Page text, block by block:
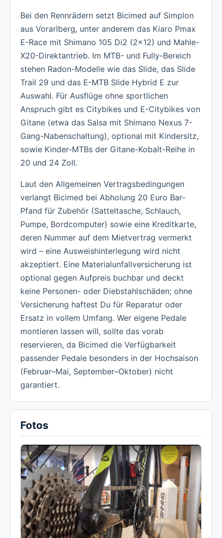
Bei den Rennrädern setzt Bicimed auf Simplon
aus Vorarlberg, unter anderem das Kiaro Pmax
E-Race mit Shimano 105 Di2 (2x12) und Mahle-
X20-Direktantrieb. Im MTB- und Fully-Bereich
stehen Radon-Modelle wie das Slide, das Slide
Trail 29 und das E-MTB Slide Hybrid E zur
Auswahl. Für Ausflüge ohne sportlichen
Anspruch gibt es Citybikes und E-Citybikes von
Gitane (etwa das Salsa mit Shimano Nexus 7-
Gang-Nabenschaltung), optional mit Kindersitz,
sowie Kinder-MTBs der Gitane-Kobalt-Reihe in
20 und 24 Zoll.
Laut den Allgemeinen Vertragsbedingungen
verlangt Bicimed bei Abholung 20 Euro Bar-
Pfand für Zubehör (Satteltasche, Schlauch,
Pumpe, Bordcomputer) sowie eine Kreditkarte,
deren Nummer auf dem Mietvertrag vermerkt
wird – eine Ausweishinterlegung wird nicht
akzeptiert. Eine Materialunfallversicherung ist
optional gegen Aufpreis buchbar und deckt
keine Personen- oder Diebstahlschäden; ohne
Versicherung haftest Du für Reparatur oder
Ersatz in vollem Umfang. Wer eigene Pedale
montieren lassen will, sollte das vorab
reservieren, da Bicimed die Verfügbarkeit
passender Pedale besonders in der Hochsaison
(Februar–Mai, September–Oktober) nicht
garantiert.
Fotos